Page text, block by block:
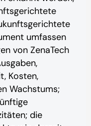
umfassen
von ZenaTech
Kosten,
Wachstums;
die